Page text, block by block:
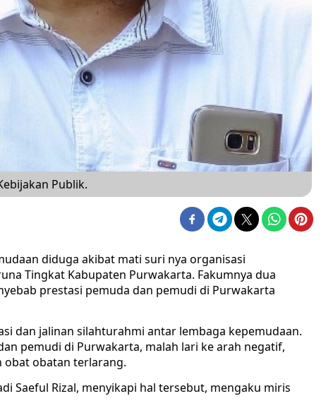
Publik.
diduga akibat mati suri nya organisasi
Tingkat Kabupaten Purwakarta. Fakumnya dua
prestasi pemuda dan pemudi di Purwakarta
dan jalinan silahturahmi antar lembaga kepemudaan.
pemudi di Purwakarta, malah lari ke arah negatif,
obatan terlarang.
Saeful Rizal, menyikapi hal tersebut, mengaku miris